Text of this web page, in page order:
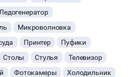
ключ".
Ледогенератор
Микроволновка
Принтер
Пуфики
Столы Стулья
Телевизор
Фотокамеры
Холодильник